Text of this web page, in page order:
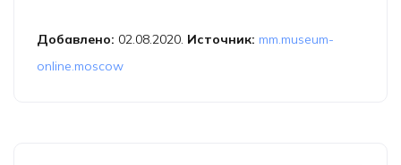
Фотографии Н.Драчинского»
Добавлено: 02.08.2020. Источник: mm.museum-
online.moscow